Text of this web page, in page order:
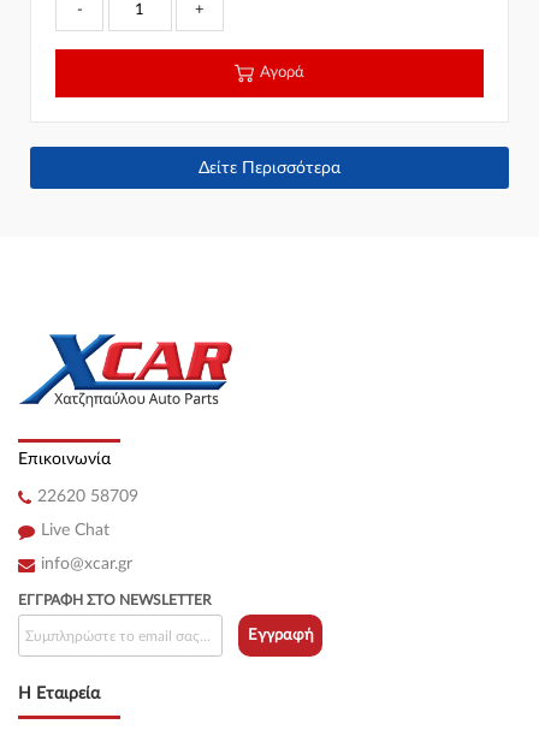
- +
Αγορά
Δείτε Περισσότερα
Επικοινωνία
22620 58709
Live Chat
info@xcar.gr
Η Εταιρεία
ΕΓΓΡΑΦΉ ΣΤΟ NEWSLETTER
Εγγραφή